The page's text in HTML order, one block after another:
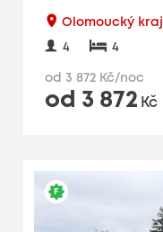
Olomoucký kraj
4 4
od 3 872 Kč/noc
od 3 872 Kč